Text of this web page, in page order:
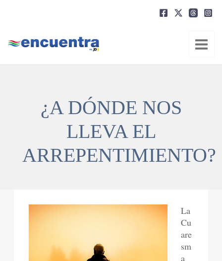
¿A DÓNDE NOS
LLEVA EL
ARREPENTIMIENTO?
La
Cu
are
sm
a